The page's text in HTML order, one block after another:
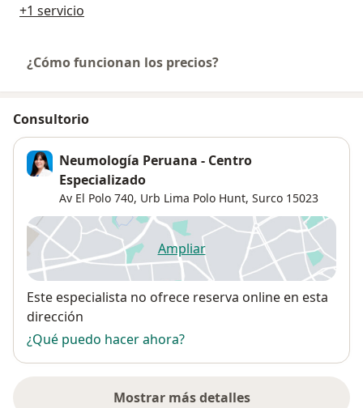
+1 servicio
¿Cómo funcionan los precios?
Consultorio
Neumología Peruana - Centro
Especializado
Av El Polo 740, Urb Lima Polo Hunt, Surco 15023
Ampliarse abre en una nueva
Disponibilidad
Este especialista no ofrece reserva online en esta
dirección
¿Qué puedo hacer ahora?
Mostrar más detalles